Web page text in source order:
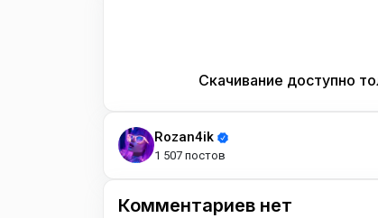
Скачивание доступно
Rozan4ik
1 507 постов
Комментариев нет